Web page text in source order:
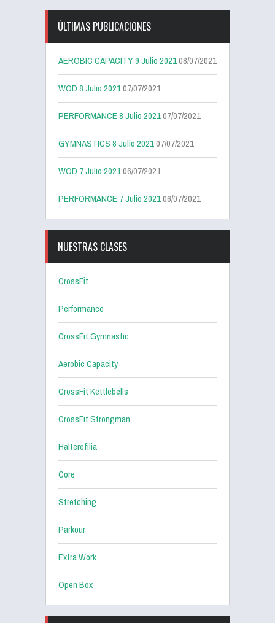
ÚLTIMAS PUBLICACIONES
AEROBIC CAPACITY 9 Julio 202108/07/2021
WOD 8 Julio 202107/07/2021
PERFORMANCE 8 Julio 202107/07/2021
GYMNASTICS 8 Julio 202107/07/2021
WOD 7 Julio 202106/07/2021
PERFORMANCE 7 Julio 202106/07/2021
NUESTRAS CLASES
CrossFit
Performance
CrossFit Gymnastic
Aerobic Capacity
CrossFit Kettlebells
CrossFit Strongman
Halterofilia
Core
Stretching
Parkour
Extra Work
Open Box